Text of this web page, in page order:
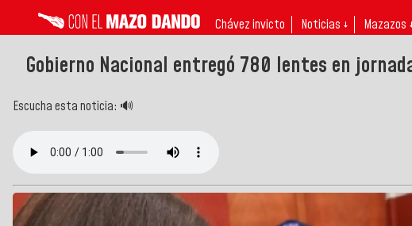
Chávez invicto Noticias ↓ Mazazos
Gobierno Nacional entregó 780 lentes en
Escucha esta noticia: 🔊